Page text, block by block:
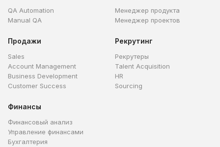
QA Automation
Manual QA
Менеджер продукта
Менеджер проектов
Продажи
Sales
Account Management
Business Development
Customer Success
Рекрутинг
Рекрутеры
Talent Acquisition
HR
Sourcing
Финансы
Финансовый анализ
Управление финансами
Бухгалтерия